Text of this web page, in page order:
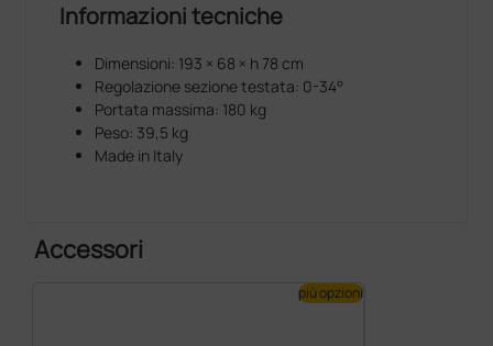
Informazioni tecniche
Dimensioni: 193 × 68 × h 78 cm
Regolazione sezione testata: 0-34°
Portata massima: 180 kg
Peso: 39,5 kg
Made in Italy
Accessori
più opzioni